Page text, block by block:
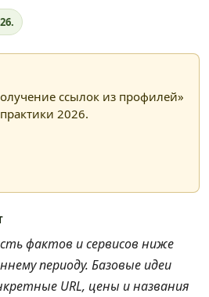
ссылок из профилей»
2026.
фактов и сервисов ниже
периоду. Базовые идеи
URL, цены и названия